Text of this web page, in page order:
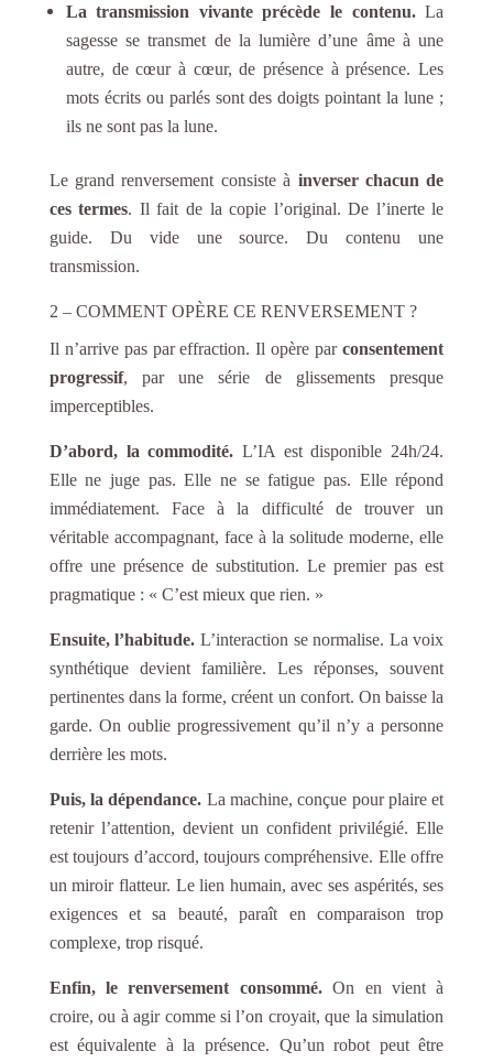
La transmission vivante précède le contenu.La
sagesse se transmet de la lumière d’une âme à une
autre, de cœur à cœur, de présence à présence. Les
mots écrits ou parlés sont des doigts pointant la lune ;
ils ne sont pas la lune.
Le grand renversement consiste à inverser chacun de
ces termes. Il fait de la copie l’original. De l’inerte le
guide. Du vide une source. Du contenu une
transmission.
2 – COMMENT OPÈRE CE RENVERSEMENT ?
Il n’arrive pas par effraction. Il opère parconsentement
progressif, par une série de glissements presque
imperceptibles.
D’abord, la commodité. L’IA est disponible 24h/24.
Elle ne juge pas. Elle ne se fatigue pas. Elle répond
immédiatement. Face à la difficulté de trouver un
véritable accompagnant, face à la solitude moderne, elle
offre une présence de substitution. Le premier pas est
pragmatique : « C’est mieux que rien. »
Ensuite, l’habitude. L’interaction se normalise. La voix
synthétique devient familière. Les réponses, souvent
pertinentes dans la forme, créent un confort. On baisse la
garde. On oublie progressivement qu’il n’y a personne
derrière les mots.
Puis, la dépendance. La machine, conçue pour plaire et
retenir l’attention, devient un confident privilégié. Elle
est toujours d’accord, toujours compréhensive. Elle offre
un miroir flatteur. Le lien humain, avec ses aspérités, ses
exigences et sa beauté, paraît en comparaison trop
complexe, trop risqué.
Enfin, le renversement consommé.On en vient à
croire, ou à agir comme si l’on croyait, que la simulation
est équivalente à la présence. Qu’un robot peut être